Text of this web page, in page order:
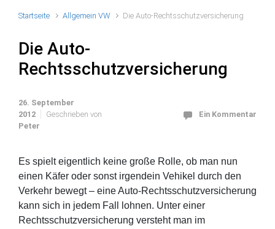
Startseite Allgemein VW Die Auto-Rechtsschutzversicherung
Die Auto-
Rechtsschutzversicherung
26. September
2012
Geschrieben von
Peter
Ein Kommentar
Es spielt eigentlich keine große Rolle, ob man nun
einen Käfer oder sonst irgendein Vehikel durch den
Verkehr bewegt – eine Auto-Rechtsschutzversicherung
kann sich in jedem Fall lohnen. Unter einer
Rechtsschutzversicherung versteht man im